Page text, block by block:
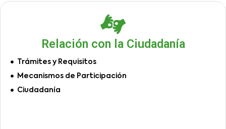
Relación con la Ciudadanía
Trámites y Requisitos
Mecanismos de Participación
Ciudadanía